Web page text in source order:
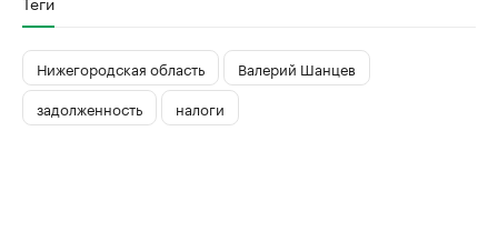
Нижегородская область
Валерий Шанцев
задолженность
налоги